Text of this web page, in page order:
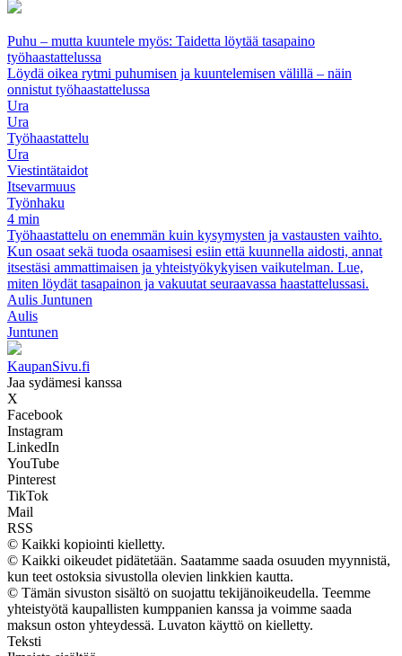
Puhu – mutta kuuntele myös: Taidetta löytää tasapaino
työhaastattelussa
Löydä oikea rytmi puhumisen ja kuuntelemisen välillä – näin
onnistut työhaastattelussa
Ura
Ura
Työhaastattelu
Ura
Viestintätaidot
Itsevarmuus
Työnhaku
4 min
Työhaastattelu on enemmän kuin kysymysten ja vastausten vaihto.
Kun osaat sekä tuoda osaamisesi esiin että kuunnella aidosti, annat
itsestäsi ammattimaisen ja yhteistyökykyisen vaikutelman. Lue,
miten löydät tasapainon ja vakuutat seuraavassa haastattelussasi.
Aulis Juntunen
Aulis
Juntunen
KaupanSivu.fi
Jaa sydämesi kanssa
X
Facebook
Instagram
LinkedIn
YouTube
Pinterest
TikTok
Mail
RSS
© Kaikki kopiointi kielletty.
© Kaikki oikeudet pidätetään. Saatamme saada osuuden myynnistä,
kun teet ostoksia sivustolla olevien linkkien kautta.
© Tämän sivuston sisältö on suojattu tekijänoikeudella. Teemme
yhteistyötä kaupallisten kumppanien kanssa ja voimme saada
maksun oston yhteydessä. Luvaton käyttö on kielletty.
Teksti